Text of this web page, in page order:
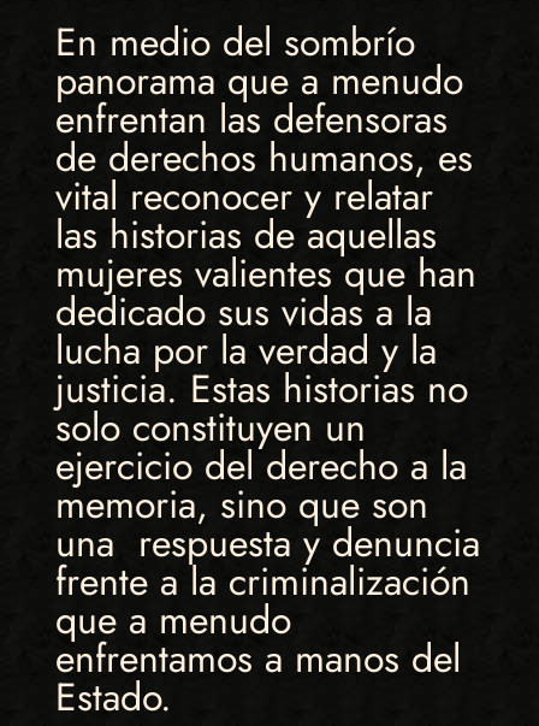
En medio del sombrío
panorama que a menudo
enfrentan las defensoras
de derechos humanos, es
vital reconocer y relatar
las historias de aquellas
mujeres valientes que han
dedicado sus vidas a la
lucha por la verdad y la
justicia. Estas historias no
solo constituyen un
ejercicio del derecho a la
memoria, sino que son
una respuesta y denuncia
frente a la criminalización
que a menudo
enfrentamos a manos del
Estado.